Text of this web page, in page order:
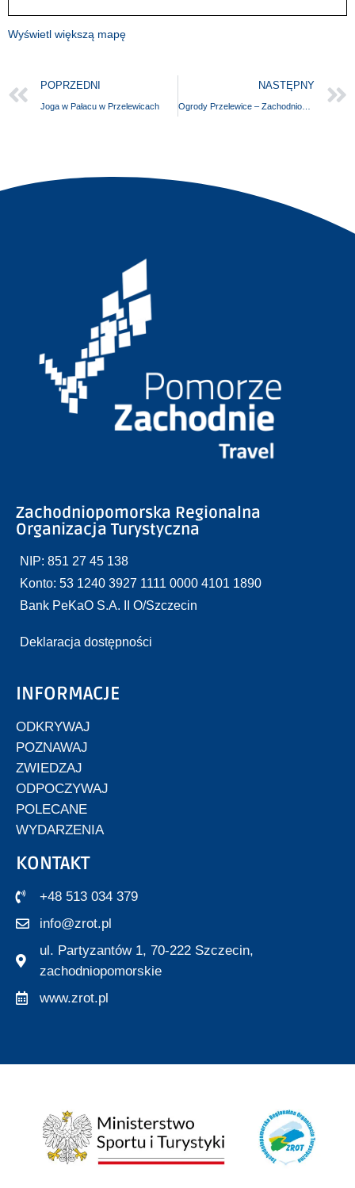
Wyświetl większą mapę
POPRZEDNI
Joga w Pałacu w Przelewicach
NASTĘPNY
Ogrody Przelewice – Zachodniopomorskie Centrum Kultury Obszarów Wiejskich i Edukacji Ekologicznej
Zachodniopomorska Regionalna
Organizacja Turystyczna
NIP: 851 27 45 138
Konto: 53 1240 3927 1111 0000 4101 1890
Bank PeKaO S.A. II O/Szczecin
Deklaracja dostępności
INFORMACJE
ODKRYWAJ
POZNAWAJ
ZWIEDZAJ
ODPOCZYWAJ
POLECANE
WYDARZENIA
KONTAKT
+48 513 034 379
info@zrot.pl
ul. Partyzantów 1, 70-222 Szczecin,
zachodniopomorskie
www.zrot.pl